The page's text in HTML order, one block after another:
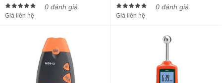
0 đánh giá
Giá liên hệ
0 đánh giá
Giá liên hệ